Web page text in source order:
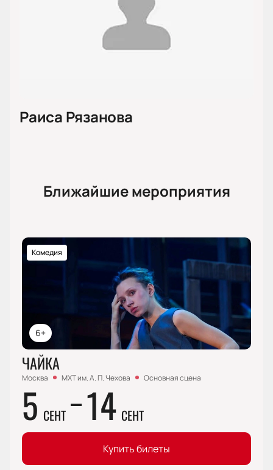
Раиса Рязанова
Ближайшие мероприятия
6+
Комедия
ЧАЙКА
Москва МХТ им. А. П. Чехова Основная сцена
5 СЕНТ 14 СЕНТ
Купить билеты